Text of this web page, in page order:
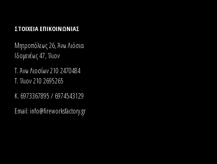
ΣΤΟΙΧΕΊΑ ΕΠΙΚΟΙΝΩΝΊΑΣ
Μητροπόλεως 26, Άνω Λιόσια
Ιδομενέως 47, Ίλιον
Τ. Άνω Λιοσίων 210 2470484
Τ. Ίλιον 210 2695265
Κ. 6973367895 / 6974543129
Email: info@fireworksfactory.gr